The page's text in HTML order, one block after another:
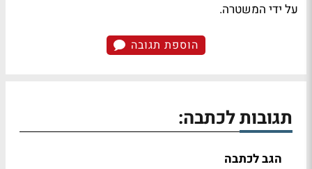
על ידי המשטרה.
הוספת תגובה
תגובות לכתבה:
הגב לכתבה